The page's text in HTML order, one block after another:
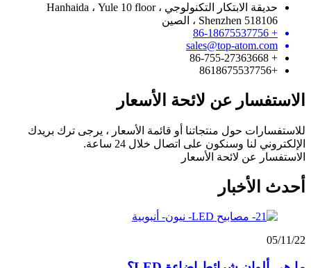
حديقة الابتكار التكنولوجي Hanhaida ، Yule 10 floor ،
Shenzhen 518106 ، الصين
+ 86-18675537756
sales@top-atom.com
+ 86-755-27363668
+8618675537756
الاستفسار عن لائحة الأسعار
للاستفسارات حول منتجاتنا أو قائمة الأسعار ، يرجى ترك بريدك
الإلكتروني لنا وسنكون على اتصال خلال 24 ساعة.
الاستفسار عن لائحة الأسعار
أحدث الأخبار
05/11/22